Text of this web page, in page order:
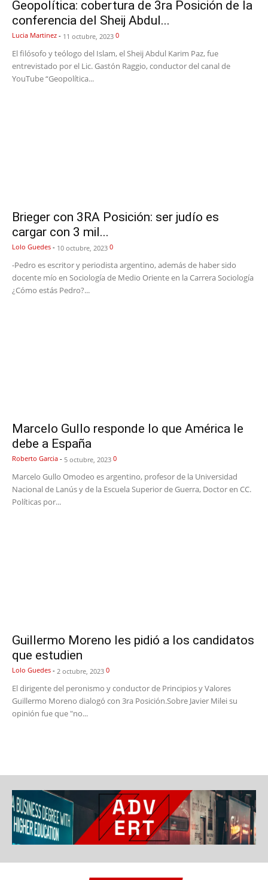
Geopolítica: cobertura de 3ra Posición de la
conferencia del Sheij Abdul...
Lucia Martinez - 11 octubre, 2023 0
El filósofo y teólogo del Islam, el Sheij Abdul Karim Paz, fue
entrevistado por el Lic. Gastón Raggio, conductor del canal de
YouTube “Geopolítica...
Brieger con 3RA Posición: ser judío es
cargar con 3 mil...
Lolo Guedes - 10 octubre, 2023 0
-Pedro es escritor y periodista argentino, además de haber sido
docente mío en Sociología de Medio Oriente en la Carrera Sociología
¿Cómo estás Pedro?...
Marcelo Gullo responde lo que América le
debe a España
Roberto Garcia - 5 octubre, 2023 0
Marcelo Gullo Omodeo es argentino, profesor de la Universidad
Nacional de Lanús y de la Escuela Superior de Guerra, Doctor en CC.
Políticas por...
Guillermo Moreno les pidió a los candidatos
que estudien
Lolo Guedes - 2 octubre, 2023 0
El dirigente del peronismo y conductor de Principios y Valores
Guillermo Moreno dialogó con 3ra Posición.Sobre Javier Milei su
opinión fue que "no...